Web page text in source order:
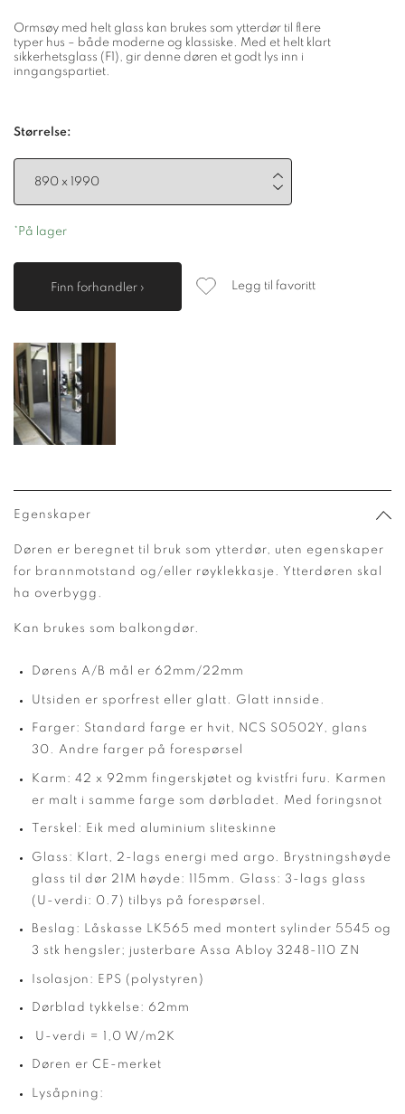
Ormsøy med helt glass kan brukes som ytterdør til flere
typer hus – både moderne og klassiske. Med et helt klart
sikkerhetsglass (F1), gir denne døren et godt lys inn i
inngangspartiet.
Størrelse:
*På lager
Finn forhandler › Legg til favoritt
Egenskaper
Døren er beregnet til bruk som ytterdør, uten egenskaper
for brannmotstand og/eller røyklekkasje. Ytterdøren skal
ha overbygg.
Kan brukes som balkongdør.
Dørens A/B mål er 62mm/22mm
Utsiden er sporfrest eller glatt. Glatt innside.
Farger: Standard farge er hvit, NCS S0502Y, glans
30. Andre farger på forespørsel
Karm: 42 x 92mm fingerskjøtet og kvistfri furu. Karmen
er malt i samme farge som dørbladet. Med foringsnot
Terskel: Eik med aluminium sliteskinne
Glass: Klart, 2-lags energi med argo. Brystningshøyde
glass til dør 21M høyde: 115mm. Glass: 3-lags glass
(U-verdi: 0.7) tilbys på forespørsel.
Beslag: Låskasse LK565 med montert sylinder 5545 og
3 stk hengsler; justerbare Assa Abloy 3248-110 ZN
Isolasjon: EPS (polystyren)
Dørblad tykkelse: 62mm
U-verdi = 1,0 W/m2K
Døren er CE-merket
Lysåpning: